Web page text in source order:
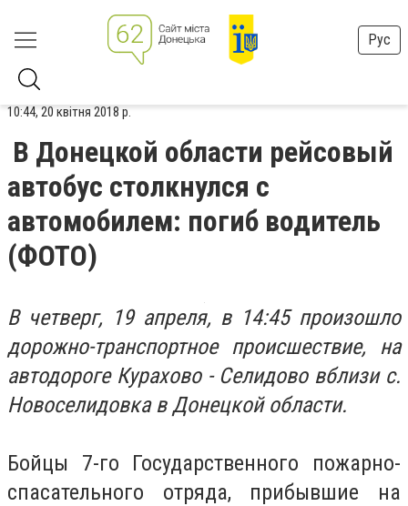
Рус
10:44, 20 квітня 2018 р.
В Донецкой области рейсовый
автобус столкнулся с
автомобилем: погиб водитель
(ФОТО)
В четверг, 19 апреля, в 14:45 произошло
дорожно-транспортное происшествие, на
автодороге Курахово - Селидово вблизи с.
Новоселидовка в Донецкой области.
Бойцы 7-го Государственного пожарно-
спасательного отряда, прибывшие на